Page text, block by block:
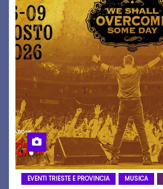
EVENTI TRIESTE E PROVINCIA MUSICA